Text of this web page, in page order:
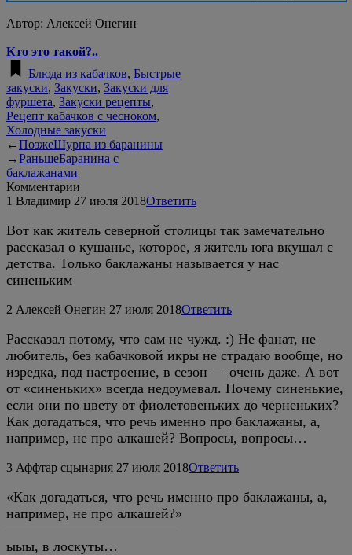
Автор: Алексей Онегин
Кто это такой?..
Блюда из кабачков, Быстрые
закуски, Закуски, Закуски для
фуршета, Закуски рецепты,
Рецепт кабачков с чесноком,
Холодные закуски
←ПозжеШурпа из баранины
→РаньшеБаранина с
баклажанами
Комментарии
1 Владимир 27 июля 2018Ответить
Вот как житель северной столицы так замечательно
рассказал о кушанье, которое, я житель юга вкушал с
детства. Только баклажаны называется у нас
синеньким
2 Алексей Онегин 27 июля 2018Ответить
Рассказал потому, что сам не чужд. :) Не фанат, не
любитель, без кабачковой икры не страдаю вообще, но
изредка, под настроение, в сезон — очень даже. А вот
от «синеньких» всегда недоумевал. Почему синенькие,
если они по цвету от фиолетовеньких до черненьких?
Как догадаться, что речь именно про баклажаны, а,
например, не про алкашей? Вопросы, вопросы…
3 Аффтар сцынария 27 июля 2018Ответить
«Как догадаться, что речь именно про баклажаны, а,
например, не про алкашей?»
————————————
ыыы, в лоскуты…